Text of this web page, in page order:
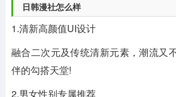
日韩漫社怎么样
1.清新高颜值UI设计
融合二次元及传统清新元素，潮流又
伴的勾搭天堂!
2.男女性别专属推荐